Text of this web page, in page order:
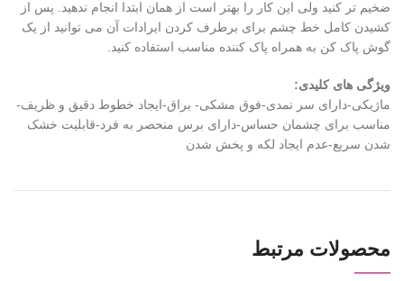
ضخیم تر کنید ولی این کار را بهتر است از همان ابتدا انجام ندهید. پس از
کشیدن کامل خط چشم برای برطرف کردن ایرادات آن می توانید از یک
گوش پاک کن به همراه پاک کننده مناسب استفاده کنید.
ویژگی های کلیدی:
ماژیکی-دارای سر نمدی-فوق مشکی- براق-ایجاد خطوط دقیق و ظریف-
مناسب برای چشمان حساس-دارای برس منحصر به فرد-قابلیت خشک
شدن سریع-عدم ایجاد لکه و پخش شدن
محصولات مرتبط